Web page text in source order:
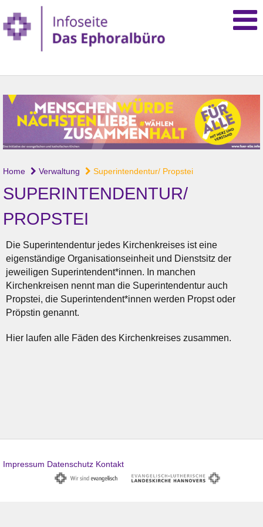
Home Verwaltung Superintendentur/ Propstei
SUPERINTENDENTUR/
PROPSTEI
Die Superintendentur jedes Kirchenkreises ist eine
eigenständige Organisationseinheit und Dienstsitz der
jeweiligen Superintendent*innen. In manchen
Kirchenkreisen nennt man die Superintendentur auch
Propstei, die Superintendent*innen werden Propst oder
Pröpstin genannt.
Hier laufen alle Fäden des Kirchenkreises zusammen.
Impressum Datenschutz Kontakt